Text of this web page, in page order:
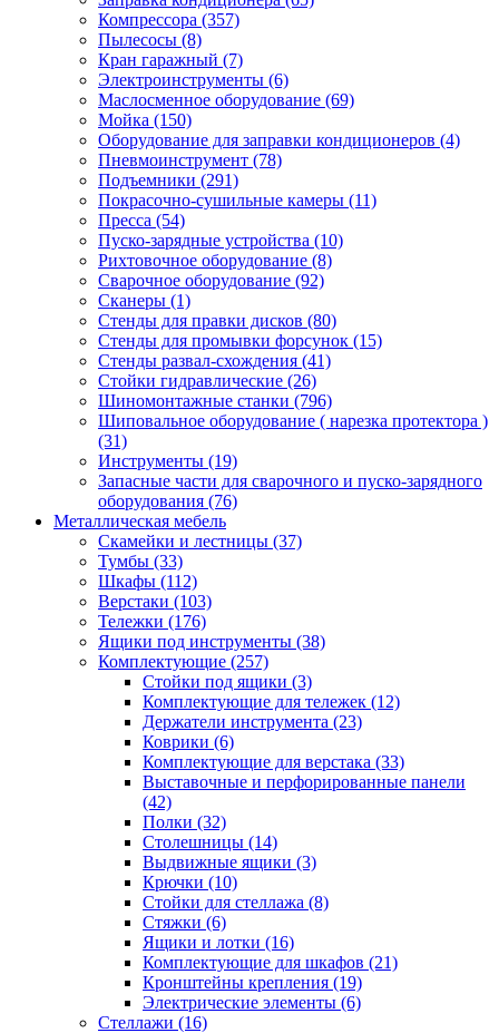
Компрессора (357)
Пылесосы (8)
Кран гаражный (7)
Электроинструменты (6)
Маслосменное оборудование (69)
Мойка (150)
Оборудование для заправки кондиционеров (4)
Пневмоинструмент (78)
Подъемники (291)
Покрасочно-сушильные камеры (11)
Пресса (54)
Пуско-зарядные устройства (10)
Рихтовочное оборудование (8)
Сварочное оборудование (92)
Сканеры (1)
Стенды для правки дисков (80)
Стенды для промывки форсунок (15)
Стенды развал-схождения (41)
Стойки гидравлические (26)
Шиномонтажные станки (796)
Шиповальное оборудование ( нарезка протектора )
(31)
Инструменты (19)
Запасные части для сварочного и пуско-зарядного
оборудования (76)
Металлическая мебель
Скамейки и лестницы (37)
Тумбы (33)
Шкафы (112)
Верстаки (103)
Тележки (176)
Ящики под инструменты (38)
Комплектующие (257)
Стойки под ящики (3)
Комплектующие для тележек (12)
Держатели инструмента (23)
Коврики (6)
Комплектующие для верстака (33)
Выставочные и перфорированные панели
(42)
Полки (32)
Столешницы (14)
Выдвижные ящики (3)
Крючки (10)
Стойки для стеллажа (8)
Стяжки (6)
Ящики и лотки (16)
Комплектующие для шкафов (21)
Кронштейны крепления (19)
Электрические элементы (6)
Стеллажи (16)